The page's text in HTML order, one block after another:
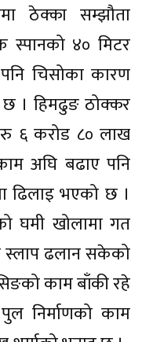
ठेक्का सम्झौता
४० मिटर
चिसोका कारण
। हिमढुङ ठोक्कर
६ करोड ८० लाख
अघि बढाए पनि
ढिलाइ भएको छ ।
घमी खोलामा गत
स्लाप ढलान सकेको
काम बाँकी रहे
निर्माणको काम